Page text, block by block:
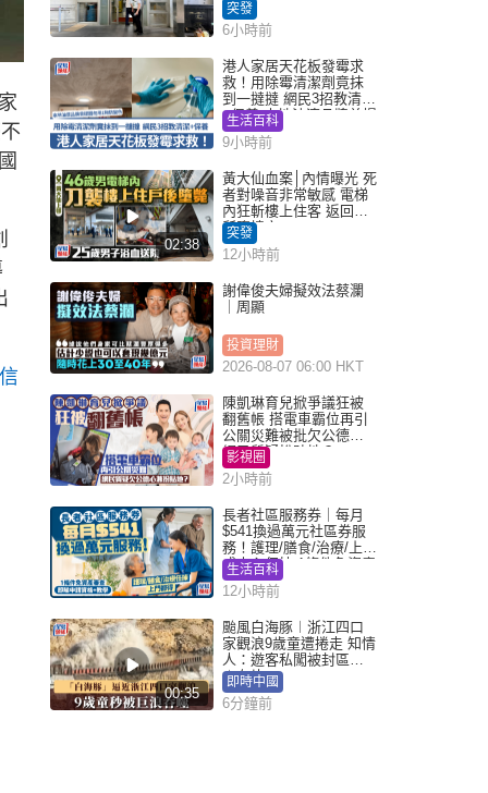
突發
6小時前
港人家居天花板發霉求
救！用除霉清潔劑竟抹
到一撻撻 網民3招教清潔
+保養 本地油漆品牌曾提
醒勿用1物防變色
生活百科
9小時前
02:38
黃大仙血案│內情曝光 死
者對噪音非常敏感 電梯
內狂斬樓上住客 返回住
所墮樓亡
突發
12小時前
謝偉俊夫婦擬效法蔡瀾
｜周顯
投資理財
2026-08-07 06:00 HKT
陳凱琳育兒掀爭議狂被
翻舊帳 搭電車霸位再引
公關災難被批欠公德心
網民質疑扮貼地？
影視圈
2小時前
長者社區服務券｜每月
$541換過萬元社區券服
務！護理/膳食/治療/上門
或中心任揀 1條件免資產
審查（附申請資格及教
學）
生活百科
12小時前
00:35
颱風白海豚︱浙江四口
家觀浪9歲童遭捲走 知情
人：遊客私闖被封區域
︱有片
即時中國
6分鐘前